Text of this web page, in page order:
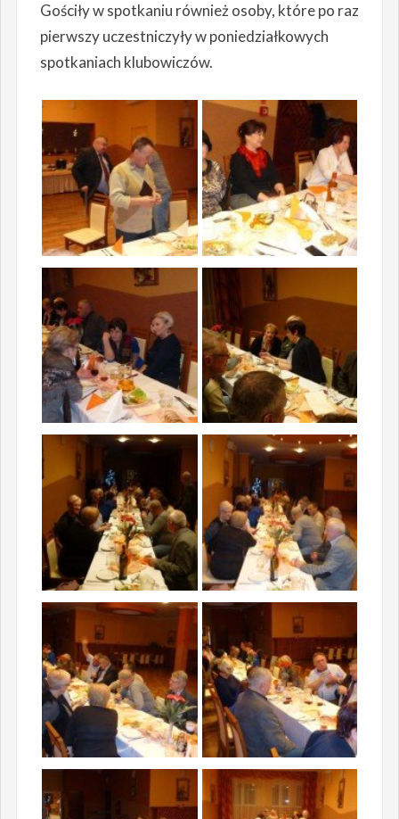
Gościły w spotkaniu również osoby, które po raz
pierwszy uczestniczyły w poniedziałkowych
spotkaniach klubowiczów.